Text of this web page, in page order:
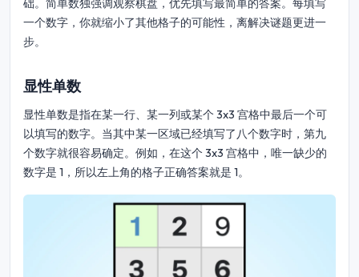
础。简单数独强调观察棋盘，优先填写最简单的答案。每填写
一个数字，你就缩小了其他格子的可能性，离解决谜题更进一
步。
显性单数
显性单数是指在某一行、某一列或某个 3x3 宫格中最后一个可
以填写的数字。当其中某一区域已经填写了八个数字时，第九
个数字就很容易确定。例如，在这个 3x3 宫格中，唯一缺少的
数字是 1，所以左上角的格子正确答案就是 1。